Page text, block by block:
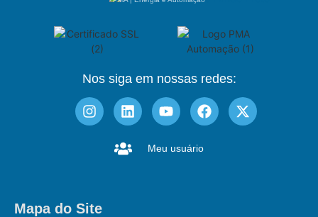
Nos siga em nossas redes:
Meu usuário
Mapa do Site